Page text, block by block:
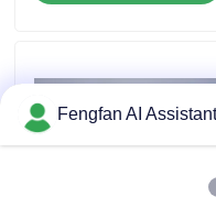
Offerte Aanvragen
Chemicaliën voor
Fengfan AI Assistant